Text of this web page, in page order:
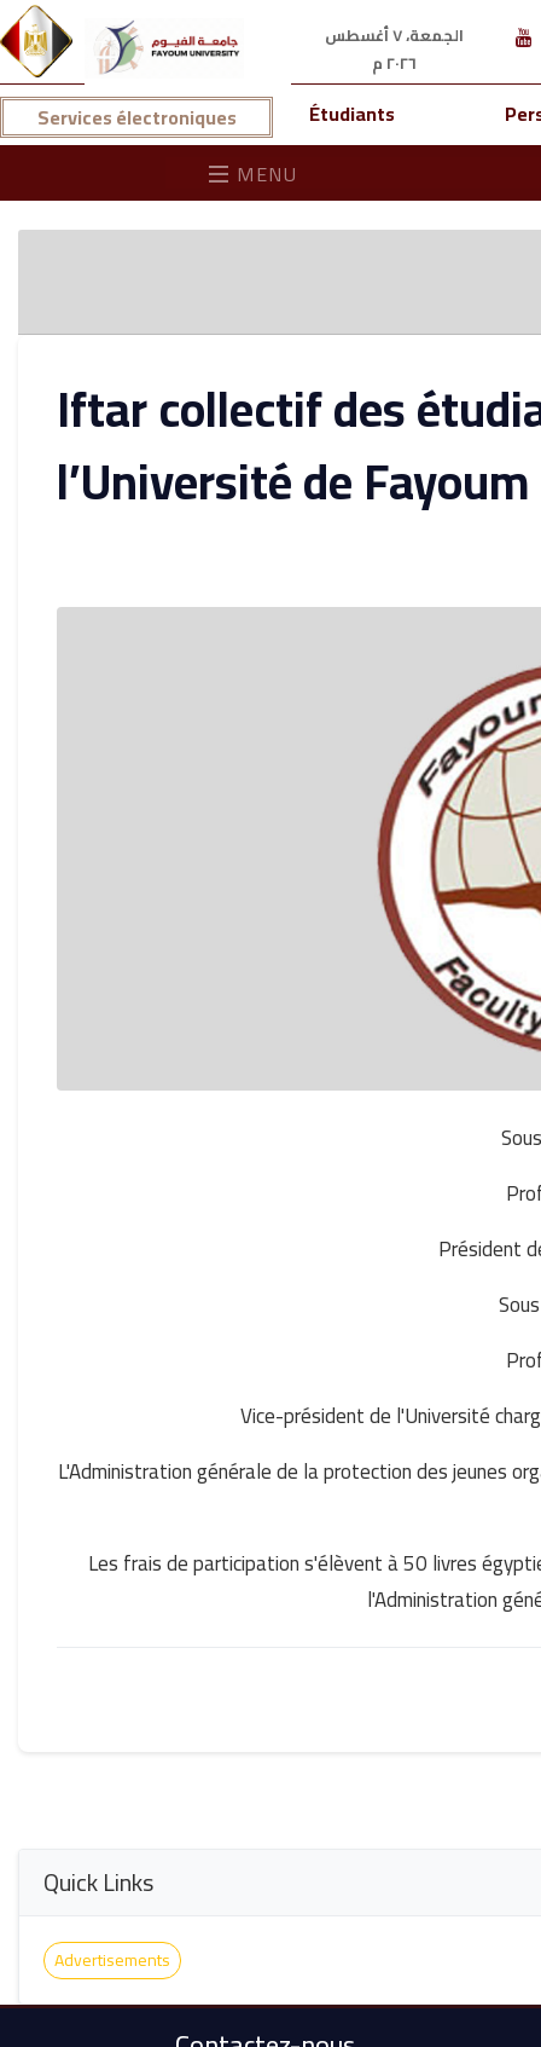
الجمعة، ٧ أغسطس
٢٠٢٦ م
Services électroniques Étudiants
MENU
Iftar collectif des
l’Université de Fayoum
Président
Vice-président de l'Université
L'Administration générale de la protection des jeunes
Les frais de participation s'élèvent à 50 livres
l'Administration
Quick Links
Advertisements